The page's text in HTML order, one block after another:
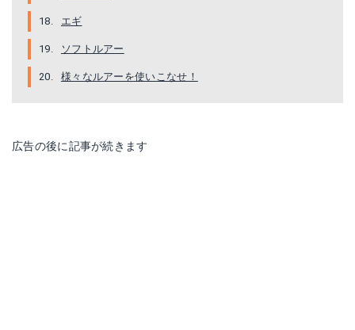
エギ
ソフトルアー
様々なルアーを使いこなせ！
広告の後に記事が続きます